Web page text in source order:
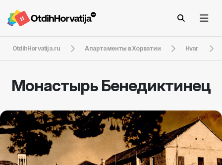
OtdihHorvatija.ru Апартаменты в Хорватии Hvar
Монастырь Бенедиктинец